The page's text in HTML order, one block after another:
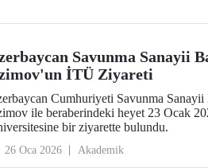
Savunma Sanayii
İTÜ Ziyareti
Cumhuriyeti Savunma Sanayii
ile beraberindeki heyet 23 Ocak
bir ziyarette bulundu.
26 Oca 2026 Akademik